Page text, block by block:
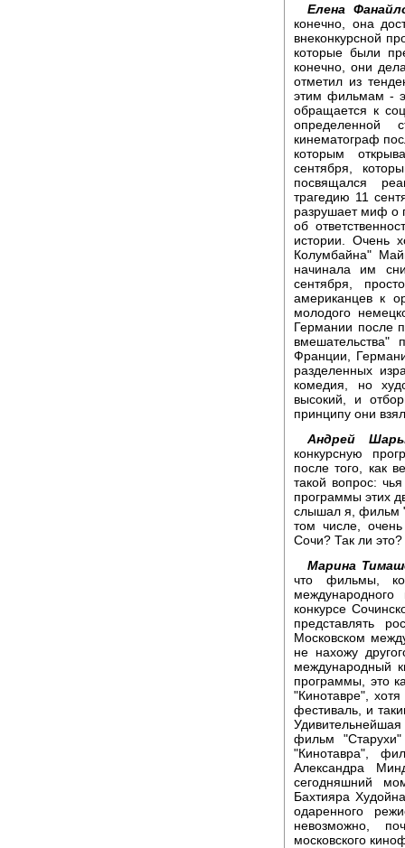
Елена
конечно, она
внеконкурсной
которые были
конечно, они
отметил из
этим фильмам -
обращается к
определенной
кинематограф
которым
сентября,
посвящался
трагедию 11
разрушает миф о
об
истории. Очень
Колумбайна"
начинала им
сентября,
американцев к
молодого
Германии после
Франции,
разделенных
комедия, но
высокий, и
принципу они
Андрей
конкурсную
после того, как
такой вопрос:
программы этих
слышал я, фильм
том числе,
Сочи? Так ли это?
Марина
что фильмы,
конкурсе
представлять
Московском
не нахожу
международный
программы, это
"Кинотавре",
фестиваль, и
фильм
"Кинотавра",
Александра
сегодняшний
Бахтияра
одаренного
невозможно,
московского